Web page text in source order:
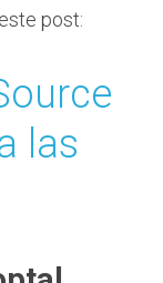
post:
las